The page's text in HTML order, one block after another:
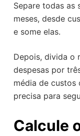
Separe todas as
meses, desde
e some elas.
Depois, divida o
despesas por
média de custos
precisa para
Calcule